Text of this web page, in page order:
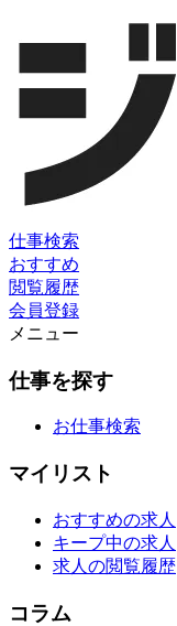
仕事検索
おすすめ
閲覧履歴
会員登録
メニュー
仕事を探す
お仕事検索
マイリスト
おすすめの求人
キープ中の求人
求人の閲覧履歴
コラム